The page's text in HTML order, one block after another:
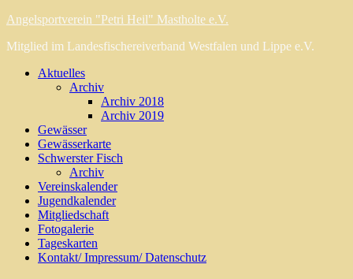
Angelsportverein "Petri Heil" Mastholte e.V.
Mitglied im Landesfischereiverband Westfalen und Lippe e.V.
Aktuelles
Archiv
Archiv 2018
Archiv 2019
Gewässer
Gewässerkarte
Schwerster Fisch
Archiv
Vereinskalender
Jugendkalender
Mitgliedschaft
Fotogalerie
Tageskarten
Kontakt/ Impressum/ Datenschutz